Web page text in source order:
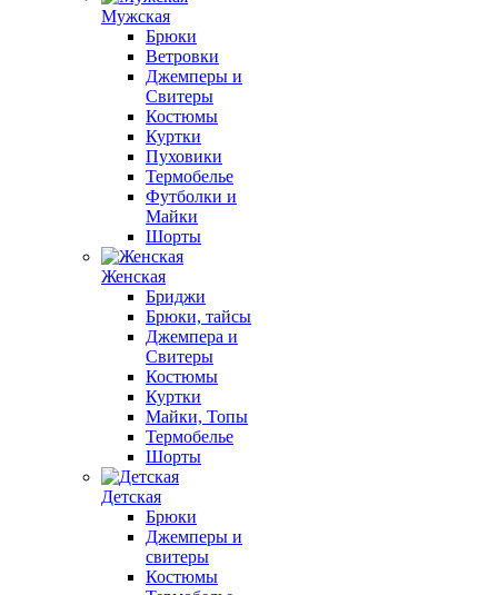
Мужская
Брюки
Ветровки
Джемперы и
Свитеры
Костюмы
Куртки
Пуховики
Термобелье
Футболки и
Майки
Шорты
Женская
Бриджи
Брюки, тайсы
Джемпера и
Свитеры
Костюмы
Куртки
Майки, Топы
Термобелье
Шорты
Детская
Брюки
Джемперы и
свитеры
Костюмы